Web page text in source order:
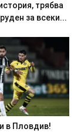
трябва
за всеки...
в Пловдив!